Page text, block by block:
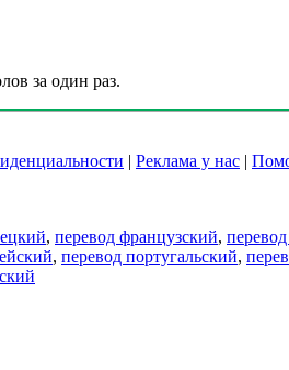
за один раз.
| Реклама у нас |
, перевод французский,
, перевод португальский,